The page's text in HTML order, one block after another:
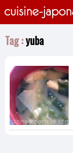
Tag :yuba